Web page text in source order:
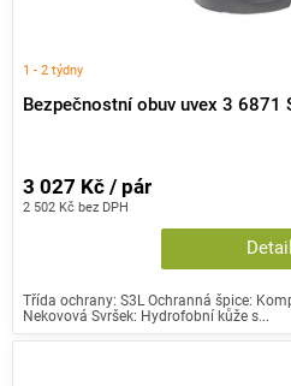
Bezpečnostní obuv uvex 3 6871
1 - 2 týdny
2 502 Kč bez DPH
3 027 Kč / pár
Detail
Třída ochrany: S3L Ochranná špice:
Nekovová Svršek: Hydrofobní kůže s...